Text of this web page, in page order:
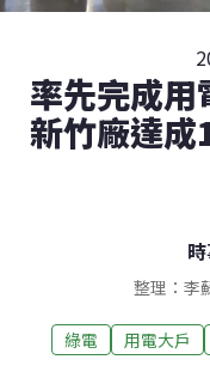
率先完成用
新竹廠達
整理：李
綠電 用電大戶